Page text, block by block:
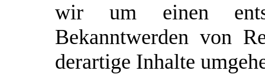
wir um einen
Bekanntwerden von
derartige Inhalte